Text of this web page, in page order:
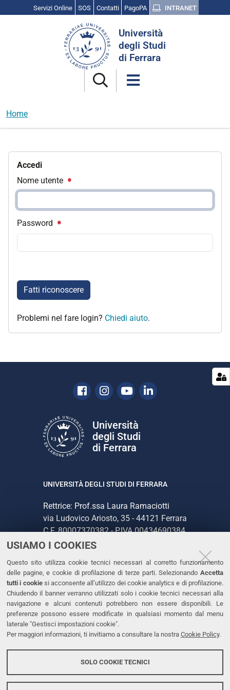
USIAMO I COOKIES
Questo sito utilizza cookie tecnici necessari al corretto funzionamento
delle pagine, e cookie di profilazione di terze parti. Selezionando Accetta
tutti i cookiesi acconsente all’utilizzo dei cookie analytics e di profilazione.
Chiudendo il banner verranno utilizzati solo i cookie tecnici necessari alla
navigazione e alcuni contenuti potrebbero non essere disponibili. Le
preferenze possono essere modificate in qualsiasi momento dal menu
laterale "Gestisci impostazioni cookie".
Per maggiori informazioni, ti invitiamo a consultare la nostra Cookie Policy.
SOLO COOKIE TECNICI
Servizi Online SOS Contatti PagoPA INTRANET
Università
degli Studi
di Ferrara
Home
Accedi
Nome utente
Password
Fatti riconoscere
Problemi nel fare login? Chiedi aiuto.
Facebook
Instagram
YoutubeLinkedin
Università
degli Studi
di Ferrara
UNIVERSITÀ DEGLI STUDI DI FERRARA
Rettrice: Prof.ssa Laura Ramaciotti
via Ludovico Ariosto, 35 - 44121 Ferrara
C.F. 80007370382 - P.IVA 00434690384
CONTATTI
Tel. +39 0532 293111
Fax. +39 0532 293031
PEC
LINKS
Accessibilità
Protezione dati personali